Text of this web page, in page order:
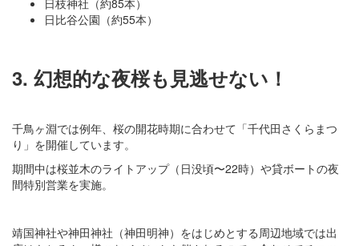
日比谷公園（約55本）
3. 幻想的な夜桜も見逃せない！
千鳥ヶ淵では例年、桜の開花時期に合わせて「千代田さくらまつ
り」を開催しています。
期間中は桜並木のライトアップ（日没頃〜22時）や貸ボートの夜
間特別営業を実施。
靖国神社や神田神社（神田明神）をはじめとする周辺地域では出